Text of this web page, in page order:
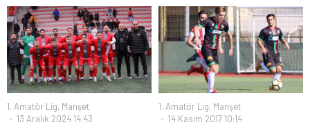
1. Amatör Lig, Manşet
13 Aralık 2024 14:43
1. Amatör Lig, Manşet
14 Kasım 2017 10:14